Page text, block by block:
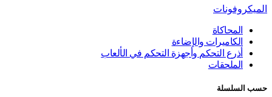
الميكروفونات
المحاكاة
الكاميرات والإضاءة
أذرع التحكم وأجهزة التحكم في الألعاب
الملحقات
حسب السلسلة